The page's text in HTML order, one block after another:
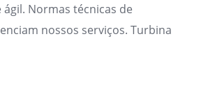
Normas técnicas de
nossos serviços. Turbina